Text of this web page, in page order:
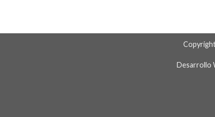
Desarrollo